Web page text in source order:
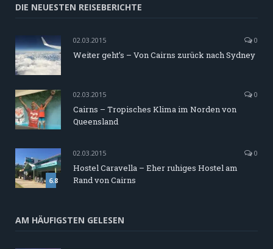
DIE NEUESTEN REISEBERICHTE
02.03.2015 0
Weiter geht’s – Von Cairns zurück nach Sydney
02.03.2015 0
Cairns – Tropisches Klima im Norden von
Queensland
6.8
02.03.2015 0
Hostel Caravella – Eher ruhiges Hostel am
Rand von Cairns
AM HÄUFIGSTEN GELESEN